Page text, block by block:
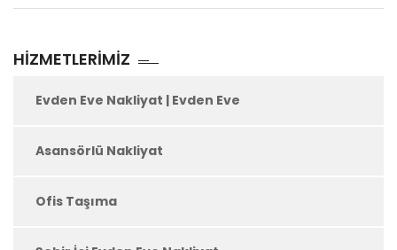
HIZMETLERIMIZ
Evden Eve Nakliyat | Evden Eve
Asansörlü Nakliyat
Ofis Taşıma